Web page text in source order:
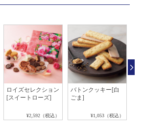
ロイズセレクション
[スイートローズ]
¥2,592（税込）
バトンクッキー[白
ごま]
¥1,053（税込）